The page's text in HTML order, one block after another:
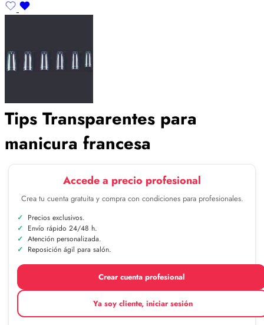
Tips Transparentes para
manicura francesa
Accede a precio profesional
Crea tu cuenta gratuita y compra con condiciones para profesionales.
Precios exclusivos.
Envío rápido 24/48 h.
Atención personalizada.
Reposición ágil para salón.
Crear cuenta profesional
Ya soy cliente, iniciar sesión